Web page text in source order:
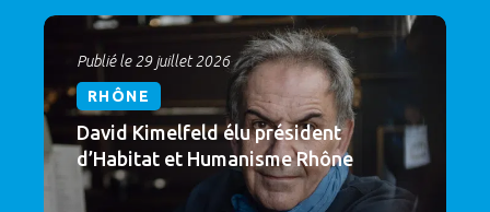
Publié le 29 juillet 2026
RHÔNE
David Kimelfeld élu président
d’Habitat et Humanisme Rhône